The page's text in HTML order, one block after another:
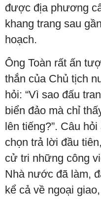
được địa phương
khang trang sau
hoạch.
Ông Toàn rất ấn
thắn của Chủ tịch
hỏi: “Vì sao đấu
biển đảo mà chỉ
lên tiếng?”. Câu
chọn trả lời đầu
cử tri những công
Nhà nước đã làm,
kể cả về ngoại